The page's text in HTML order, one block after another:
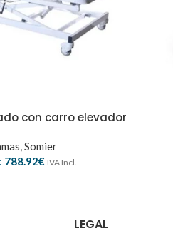
con carro elevador
,Somier
788.92€ IVA Incl.
LEGAL